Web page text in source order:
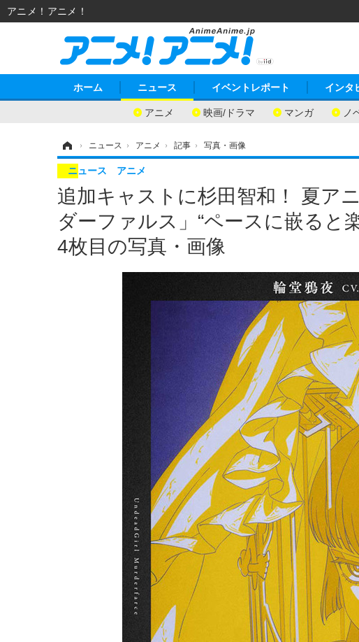
ホーム ニュース
アニメ 映画/ドラマ マンガ ノ
イベントレポート インタ
› ニュース › アニメ › 記事 › 写真・画像
追加キャストに杉田智和！ 夏ア
ダーファルス」“ペースに嵌ると
4枚目の写真・画像
ニュース アニメ
アニメ！アニメ！